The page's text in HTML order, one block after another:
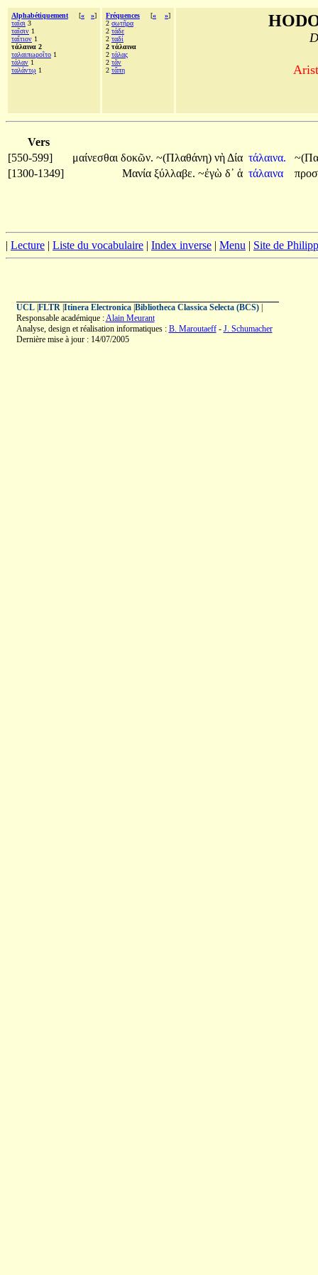
Alphabétiquement [« »]
ταῖσι 3
ταῖσιν 1
ταἴτιον 1
τάλαινα 2
ταλαιπωροῖτο 1
τάλαν 1
ταλάντῳ 1
Fréquences [« »]
2 σωτῆρα
2 τάδε
2 ταδί
2 τάλαινα
2 τάλας
2 τᾶν
2 τἄπη
Vers
[550-599]
μαίνεσθαι δοκῶν. ~(Πλαθάνη) νὴ Δία τάλαινα.
[1300-1349]
Μανία ξύλλαβε. ~ἐγὼ δ᾽ ἁ τάλαινα
| Lecture | Liste du vocabulaire | Index inverse | Menu | Site de
UCL| FLTR| Itinera Electronica| Bibliotheca Classica Selecta (BCS)|
Responsable académique :Alain Meurant
Analyse, design et réalisation informatiques : B. Maroutaeff- J. Schumacher
Dernière mise à jour : 14/07/2005